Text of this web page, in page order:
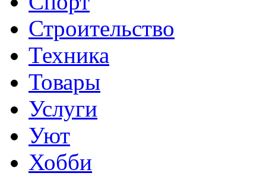
Строительство
Техника
Товары
Услуги
Уют
Хобби